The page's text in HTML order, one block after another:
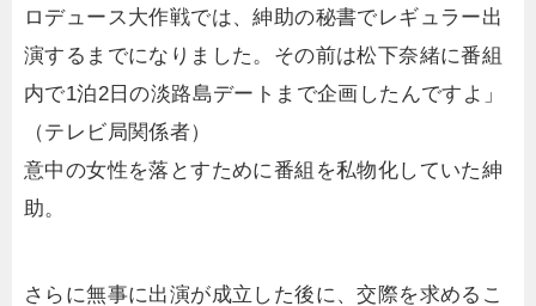
ロデュース大作戦では、紳助の秘書でレギュラー出
演するまでになりました。その前は松下奈緒に番組
内で1泊2日の淡路島デートまで企画したんですよ」
（テレビ局関係者）
意中の女性を落とすために番組を私物化していた紳
助。
さらに無事に出演が成立した後に、交際を求めるこ